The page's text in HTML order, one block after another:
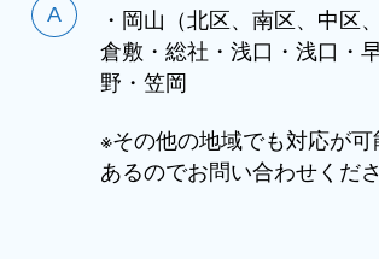
・岡山（北区、南区、中区
倉敷・総社・浅口・浅口・
野・笠岡
※その他の地域でも対応が
あるのでお問い合わせくださ